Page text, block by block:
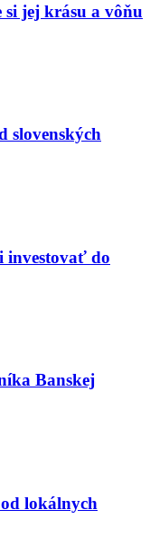
jej krásu a vôňu
slovenských
investovať do
Banskej
lokálnych